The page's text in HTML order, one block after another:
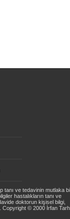
tanı ve tedavinin mutlaka
hastalıkların tanı ve
doktorun kişisel bilgi,
Copyright © 2000 İrfan